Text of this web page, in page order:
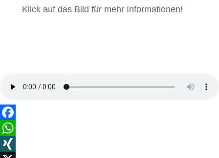
Klick auf das Bild für mehr Informationen!
Facebook
WhatsApp